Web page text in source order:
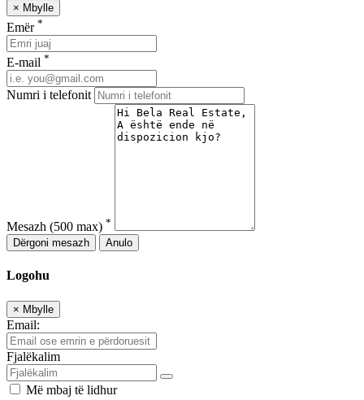
× Mbylle
Emër *
E-mail *
Numri i telefonit
Mesazh (500 max) *
Dërgoni mesazh
Anulo
Logohu
× Mbylle
Email:
Fjalëkalim
Më mbaj të lidhur